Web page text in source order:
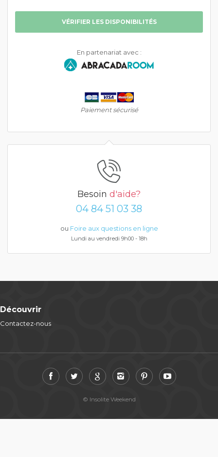
VÉRIFIER LES DISPONIBILITÉS
En partenariat avec :
Paiement sécurisé
Besoin d'aide?
04 84 51 03 38
ou Foire aux questions en ligne
Lundi au vendredi 9h00 - 18h
Découvrir
Contactez-nous
© Insolite Weekend